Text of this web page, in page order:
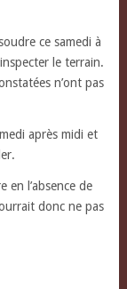
ce samedi à
le terrain.
n’ont pas
après midi et
l’absence de
donc ne pas